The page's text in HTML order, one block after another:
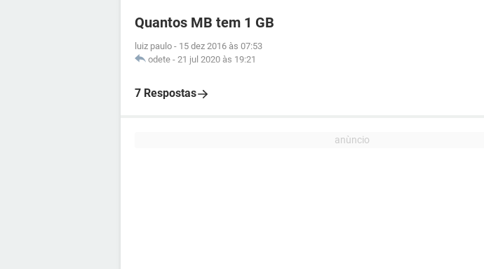
Quantos MB tem 1 GB
luiz paulo - 15 dez 2016 às 07:53
odete - 21 jul 2020 às 19:21
7 Respostas